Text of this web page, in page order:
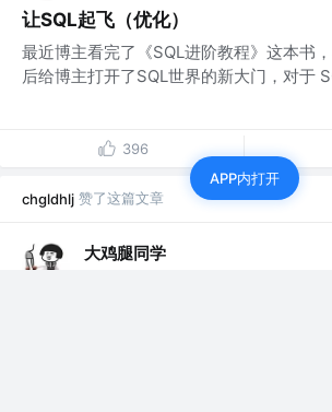
让SQL起飞（优化）
最近博主看完了《SQL进阶教程》这本书
后给博主打开了SQL世界的新大门，对于
396
chgldhlj 赞了这篇文章
大鸡腿同学
APP内打开